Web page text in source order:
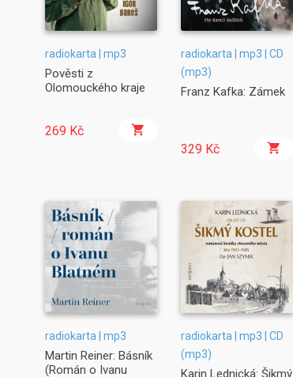
radiokarta | mp3
Pověsti z
Olomouckého kraje
269 Kč
radiokarta | mp3 | CD
(mp3)
Franz Kafka: Zámek
329 Kč
radiokarta | mp3
Martin Reiner: Básník
(Román o Ivanu
radiokarta | mp3 | CD
(mp3)
Karin Lednická: Šikmý